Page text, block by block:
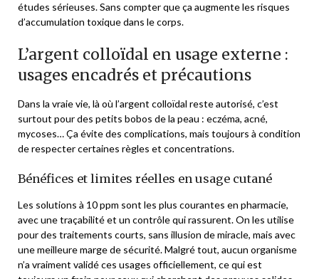
études sérieuses. Sans compter que ça augmente les risques
d’accumulation toxique dans le corps.
L’argent colloïdal en usage externe :
usages encadrés et précautions
Dans la vraie vie, là où l’argent colloïdal reste autorisé, c’est
surtout pour des petits bobos de la peau : eczéma, acné,
mycoses… Ça évite des complications, mais toujours à condition
de respecter certaines règles et concentrations.
Bénéfices et limites réelles en usage cutané
Les solutions à 10 ppm sont les plus courantes en pharmacie,
avec une traçabilité et un contrôle qui rassurent. On les utilise
pour des traitements courts, sans illusion de miracle, mais avec
une meilleure marge de sécurité. Malgré tout, aucun organisme
n’a vraiment validé ces usages officiellement, ce qui est